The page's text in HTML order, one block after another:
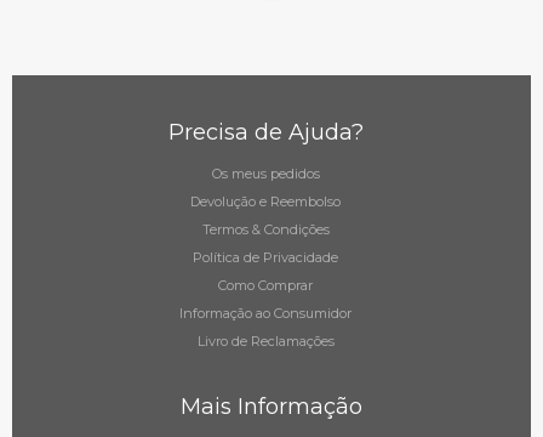
Precisa de Ajuda?
Os meus pedidos
Devolução e Reembolso
Termos & Condições
Política de Privacidade
Como Comprar
Informação ao Consumidor
Livro de Reclamações
Mais Informação